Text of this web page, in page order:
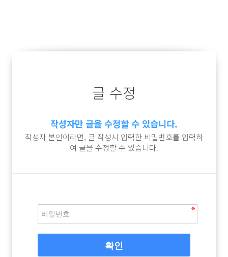
글 수정
작성자만 글을 수정할 수 있습니다.
작성자 본인이라면, 글 작성시 입력한 비밀번호를 입력하
여 글을 수정할 수 있습니다.